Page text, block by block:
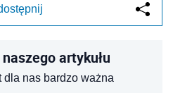
artykułu
dla nas bardzo ważna